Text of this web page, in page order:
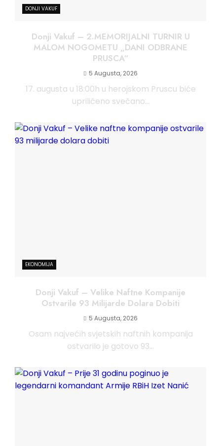
DONJI VAKUF
Donji Vakuf – 2.MEMORIJALNI TURNIR U
MALOM NOGOMETU „DANI ODBRANE
PRUSCA“
5 Augusta, 2026
17. augusta u 18:00h u herojskom Pruscu biće
upriličeno svečano...
EKONOMIJA
Donji Vakuf – Velike Naftne Kompanije
Ostvarile 93 Milijarde Dolara Dobiti
5 Augusta, 2026
Osam najvećih svjetskih naftnih kompanija
ostvarilo je gotovo 93...